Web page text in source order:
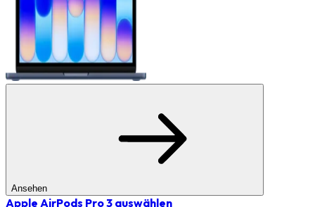
Ansehen
Apple AirPods Pro 3 auswählen